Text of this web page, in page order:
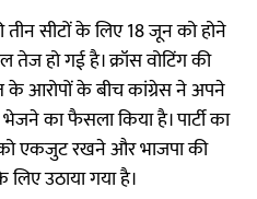
तीन सीटों के लिए 18 जून को होने
हो गई है। क्रॉस वोटिंग की
आरोपों के बीच कांग्रेस ने अपने
का फैसला किया है। पार्टी का
एकजुट रखने और भाजपा की
उठाया गया है।